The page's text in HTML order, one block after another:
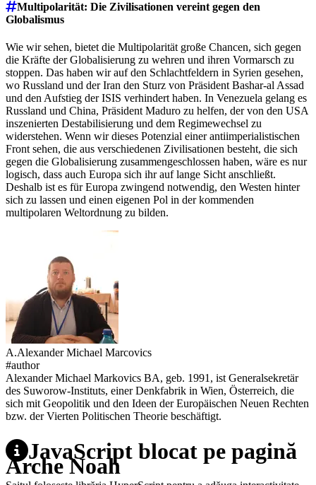
Multipolarität: Die Zivilisationen vereint gegen den
Globalismus
Wie wir sehen, bietet die Multipolarität große Chancen, sich gegen
die Kräfte der Globalisierung zu wehren und ihren Vormarsch zu
stoppen. Das haben wir auf den Schlachtfeldern in Syrien gesehen,
wo Russland und der Iran den Sturz von Präsident Bashar-al Assad
und den Aufstieg der ISIS verhindert haben. In Venezuela gelang es
Russland und China, Präsident Maduro zu helfen, der von den USA
inszenierten Destabilisierung und dem Regimewechsel zu
widerstehen. Wenn wir dieses Potenzial einer antiimperialistischen
Front sehen, die aus verschiedenen Zivilisationen besteht, die sich
gegen die Globalisierung zusammengeschlossen haben, wäre es nur
logisch, dass auch Europa sich ihr auf lange Sicht anschließt.
Deshalb ist es für Europa zwingend notwendig, den Westen hinter
sich zu lassen und einen eigenen Pol in der kommenden
multipolaren Weltordnung zu bilden.
A.Alexander Michael Marcovics
#author
Alexander Michael Markovics BA, geb. 1991, ist Generalsekretär
des Suworow-Instituts, einer Denkfabrik in Wien, Österreich, die
sich mit Geopolitik und den Ideen der Europäischen Neuen Rechten
bzw. der Vierten Politischen Theorie beschäftigt.
JavaScript blocat pe pagină
Arche Noah